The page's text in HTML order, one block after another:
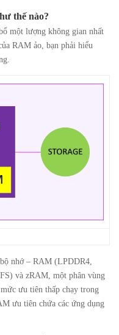
thế nào?
một lượng không gian nhất
RAM ảo, bạn phải hiểu
nhớ – RAM (LPDDR4,
và zRAM, một phân vùng
ưu tiên thấp chạy trong
ưu tiên chứa các ứng dụng